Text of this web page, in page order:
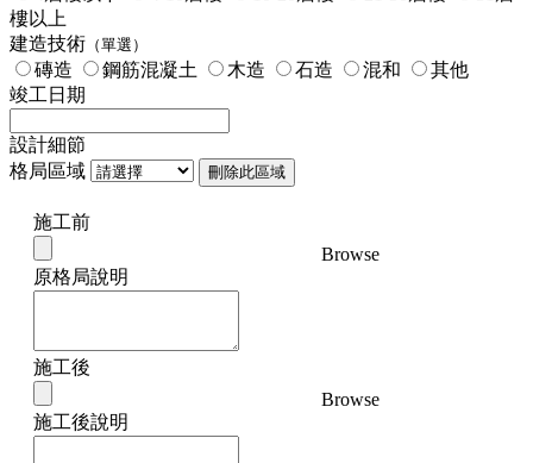
樓以上
建造技術 （單選）
磚造 鋼筋混凝土 木造 石造 混和
其他
竣工日期
設計細節
格局區域
刪除此區域
施工前
Browse
原格局說明
施工後
Browse
施工後說明